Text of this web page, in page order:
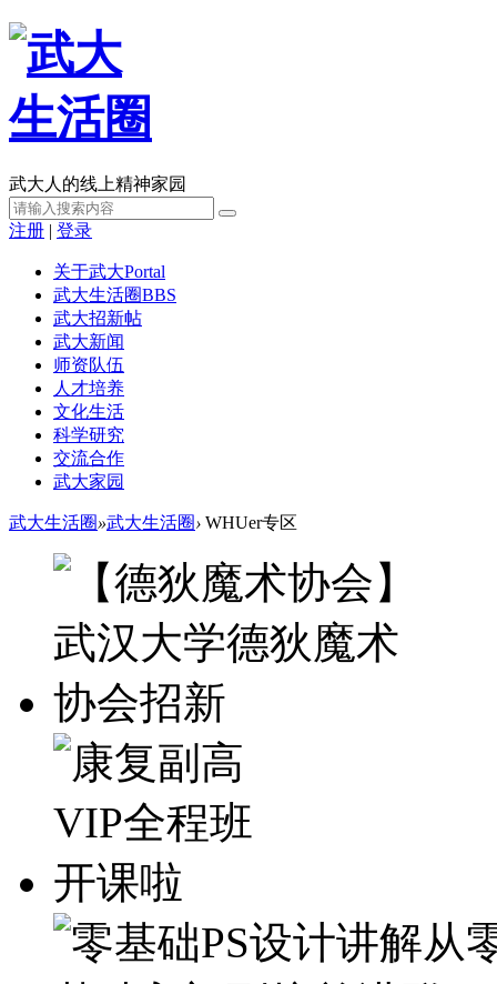
武大人的线上精神家园
注册 | 登录
关于武大Portal
武大生活圈BBS
武大招新帖
武大新闻
师资队伍
人才培养
文化生活
科学研究
交流合作
武大家园
武大生活圈»武大生活圈› WHUer专区